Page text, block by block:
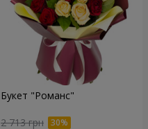
Букет "Романс"
2 713 грн